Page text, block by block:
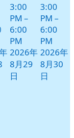
3:00
PM –
6:00
PM
2026年
8月29
日
3:00
PM –
6:00
PM
2026年
8月30
日